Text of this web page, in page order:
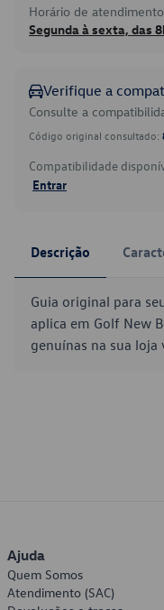
Horário de
Segunda à sexta, das
Verifique a
Consulte a
Código original consultado:
Compatibilidade
Entrar
Descrição
Guia original para
aplica em Golf New
genuínas na sua
Ajuda
Quem Somos
Atendimento (SAC)